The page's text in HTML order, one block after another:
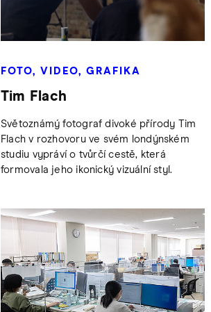
FOTO, VIDEO, GRAFIKA
Tim Flach
Světoznámý fotograf divoké přírody Tim
Flach v rozhovoru ve svém londýnském
studiu vypráví o tvůrčí cestě, která
formovala jeho ikonický vizuální styl.